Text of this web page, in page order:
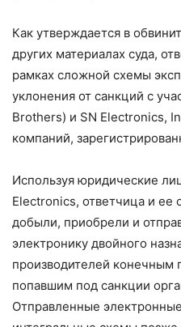
Как утверждается в
других материалах суда,
рамках сложной схемы
уклонения от санкций с
Brothers) и SN Electronics,
компаний,
Используя юридические
Electronics, ответчица и ее
добыли, приобрели и
электронику двойного
производителей конечным
попавшим под санкции
Отправленные